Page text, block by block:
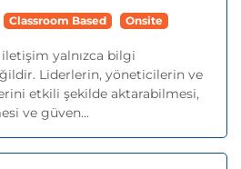
Classroom Based Onsite
iletişim yalnızca bilgi
Liderlerin, yöneticilerin ve
etkili şekilde aktarabilmesi,
ve güven...